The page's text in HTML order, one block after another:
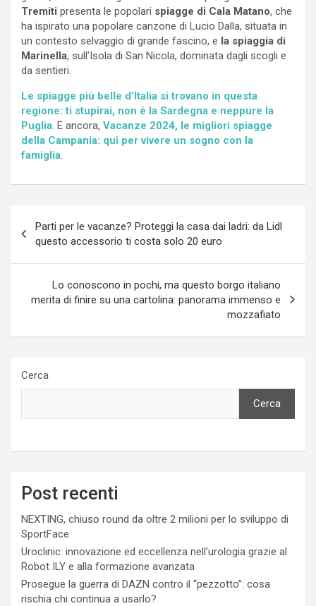
Tremiti presenta le popolari spiagge di Cala Matano, che
ha ispirato una popolare canzone di Lucio Dalla, situata in
un contesto selvaggio di grande fascino, e la spiaggia di
Marinella, sull’Isola di San Nicola, dominata dagli scogli e
da sentieri.
Le spiagge più belle d’Italia si trovano in questa
regione: ti stupirai, non é la Sardegna e neppure la
Puglia. E ancora, Vacanze 2024, le migliori spiagge
della Campania: qui per vivere un sogno con la
famiglia.
articoli
Parti per le vacanze? Proteggi la casa dai ladri: da Lidl
questo accessorio ti costa solo 20 euro
Lo conoscono in pochi, ma questo borgo italiano
merita di finire su una cartolina: panorama immenso e
mozzafiato
Cerca
Cerca
Post recenti
NEXTING, chiuso round da oltre 2 milioni per lo sviluppo di
SportFace
Uroclinic: innovazione ed eccellenza nell’urologia grazie al
Robot ILY e alla formazione avanzata
Prosegue la guerra di DAZN contro il “pezzotto”: cosa
rischia chi continua a usarlo?